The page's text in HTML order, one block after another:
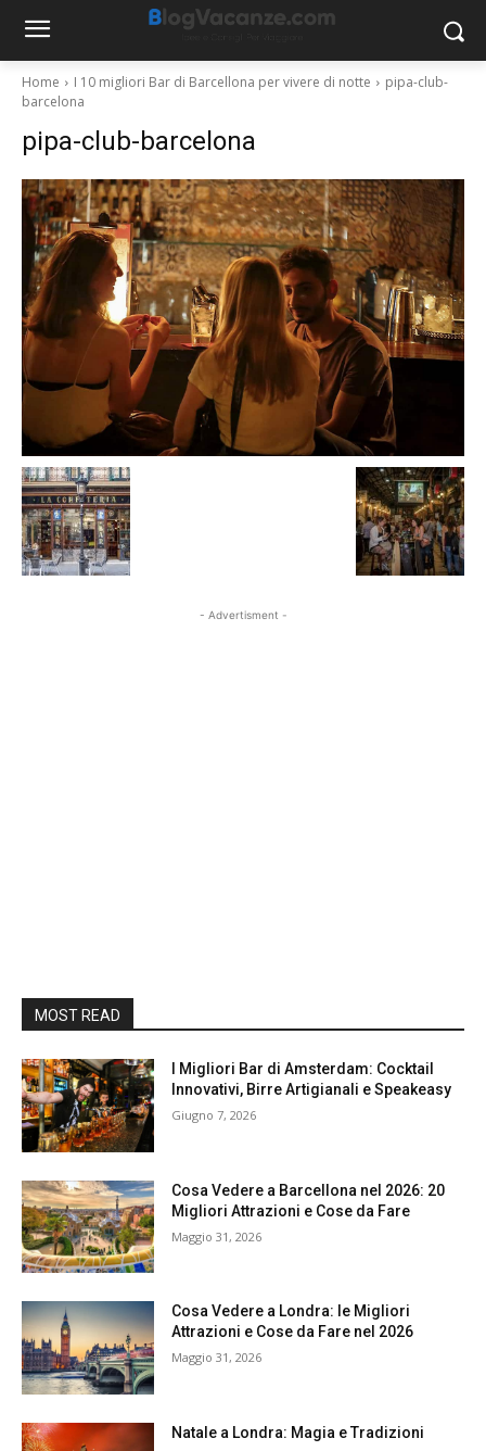
Home I 10 migliori Bar di Barcellona per vivere di notte
pipa-club-
barcelona
pipa-club-barcelona
- Advertisment -
MOST READ
I Migliori Bar di Amsterdam: Cocktail
Innovativi, Birre Artigianali e Speakeasy
Giugno 7, 2026
Cosa Vedere a Barcellona nel 2026: 20
Migliori Attrazioni e Cose da Fare
Maggio 31, 2026
Cosa Vedere a Londra: le Migliori
Attrazioni e Cose da Fare nel 2026
Maggio 31, 2026
Natale a Londra: Magia e Tradizioni